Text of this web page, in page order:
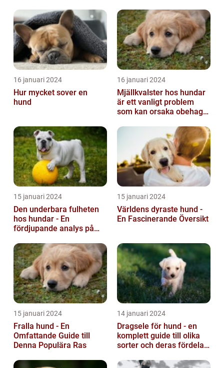
16 januari 2024
Hur mycket sover en
hund
16 januari 2024
Mjällkvalster hos hundar
är ett vanligt problem
som kan orsaka obehag
hunden...
15 januari 2024
Den underbara fulheten
hos hundar - En
fördjupande analys på
15 januari 2024
Världens dyraste hund -
En Fascinerande Översikt
15 januari 2024
Fralla hund - En
Omfattande Guide till
Denna Populära Ras
14 januari 2024
Dragsele för hund - en
komplett guide till olika
sorter och deras fördelar